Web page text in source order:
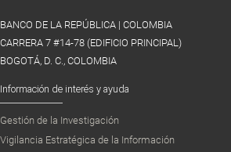
BANCO DE LA REPÚBLICA | COLOMBIA
CARRERA 7 #14-78 (EDIFICIO PRINCIPAL)
BOGOTÁ, D. C., COLOMBIA
Información de interés y ayuda
Gestión de la Investigación
Vigilancia Estratégica de la Información